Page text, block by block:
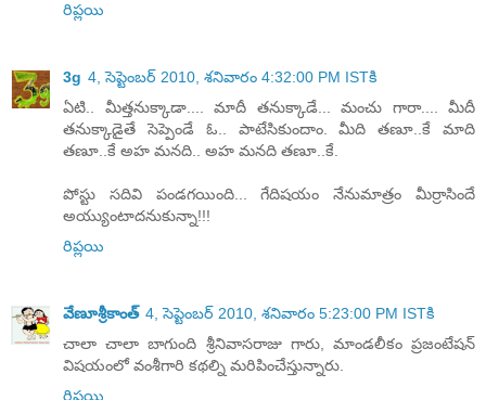
రిప్లయి
3g 4, సెప్టెంబర్ 2010, శనివారం 4:32:00 PM ISTకి
ఏటి.. మీత్తనుక్కాడా.... మాదీ తనుక్కాడే... మంచు గారా.... మీదీ
తనుక్కాడైతే సెప్పెండే ఓ.. పాటేసికుందాం. మీది తణూ..కే మాది
తణూ..కే అహ మనది.. అహ మనది తణూ..కే.
పోస్టు సదివి పండగయింది... గేదిషయం నేనుమాత్రం మీర్రాసిందే
అయ్యుంటాదనుకున్నా!!!
రిప్లయి
వేణూశ్రీకాంత్ 4, సెప్టెంబర్ 2010, శనివారం 5:23:00 PM ISTకి
చాలా చాలా బాగుంది శ్రీనివాసరాజు గారు, మాండలీకం ప్రజంటేషన్
విషయంలో వంశీగారి కథల్ని మరిపించేస్తున్నారు.
రిప్లయి